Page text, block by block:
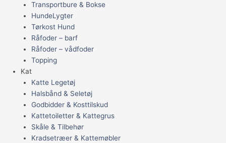
Transportbure & Bokse
HundeLygter
Tørkost Hund
Råfoder – barf
Råfoder – vådfoder
Topping
Kat
Katte Legetøj
Halsbånd & Seletøj
Godbidder & Kosttilskud
Kattetoiletter & Kattegrus
Skåle & Tilbehør
Kradsetræer & Kattemøbler